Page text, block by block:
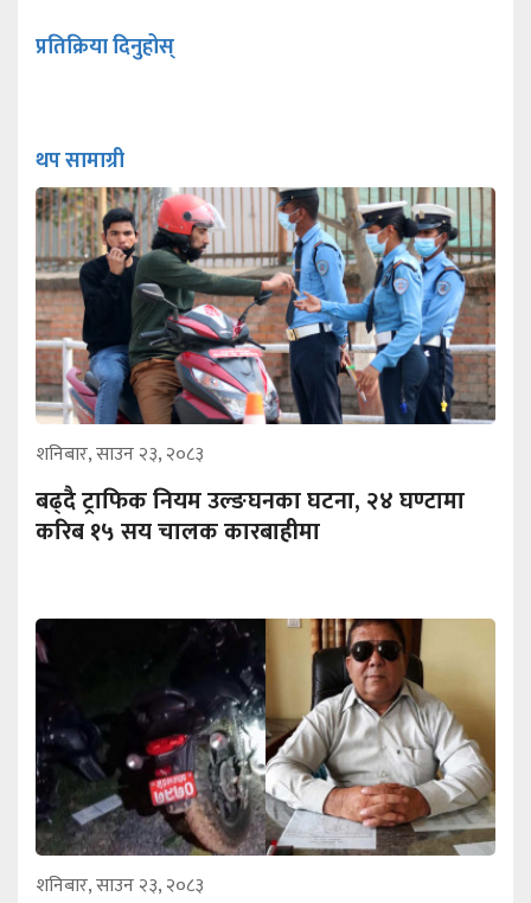
प्रतिक्रिया दिनुहोस्
थप सामाग्री
शनिबार, साउन २३, २०८३
बढ्दै ट्राफिक नियम उल्ङघनका घटना, २४ घण्टामा
करिब १५ सय चालक कारबाहीमा
शनिबार, साउन २३, २०८३